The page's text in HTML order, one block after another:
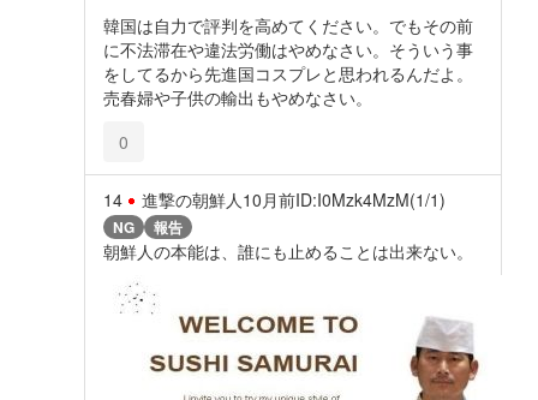
韓国は自力で評判を高めてください。でもその前
に不法滞在や違法労働はやめなさい。そういう事
をしてるから先進国コスプレと思われるんだよ。
売春婦や子供の輸出もやめなさい。
0
14 進撃の朝鮮人 10月前ID:I0Mzk4MzM(1/1)
NG 報告
朝鮮人の本能は、誰にも止めることは出来ない。